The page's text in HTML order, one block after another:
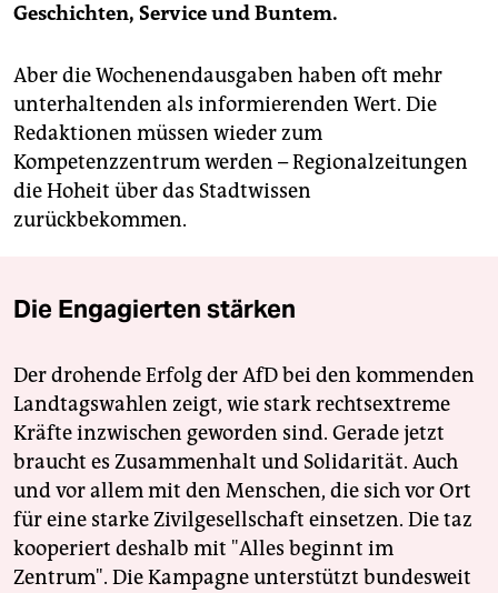
Geschichten, Service und Buntem.
Aber die Wochenendausgaben haben oft mehr
unterhaltenden als informierenden Wert. Die
Redaktionen müssen wieder zum
Kompetenzzentrum werden – Regionalzeitungen
die Hoheit über das Stadtwissen
zurückbekommen.
Die Engagierten stärken
Der drohende Erfolg der AfD bei den kommenden
Landtagswahlen zeigt, wie stark rechtsextreme
Kräfte inzwischen geworden sind. Gerade jetzt
braucht es Zusammenhalt und Solidarität. Auch
und vor allem mit den Menschen, die sich vor Ort
für eine starke Zivilgesellschaft einsetzen. Die taz
kooperiert deshalb mit "Alles beginnt im
Zentrum". Die Kampagne unterstützt bundesweit